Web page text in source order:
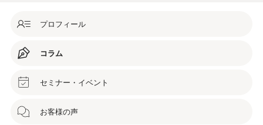
プロフィール
コラム
セミナー・イベント
お客様の声